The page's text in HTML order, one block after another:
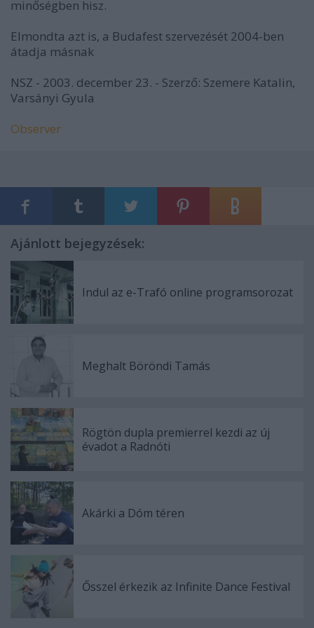
minőségben hisz.
Elmondta azt is, a Budafest szervezését 2004-ben
átadja másnak
NSZ - 2003. december 23. - Szerző: Szemere Katalin,
Varsányi Gyula
Observer
Ajánlott bejegyzések:
Indul az e-Trafó online programsorozat
Meghalt Böröndi Tamás
Rögtön dupla premierrel kezdi az új
évadot a Radnóti
Akárki a Dóm téren
Ősszel érkezik az Infinite Dance Festival